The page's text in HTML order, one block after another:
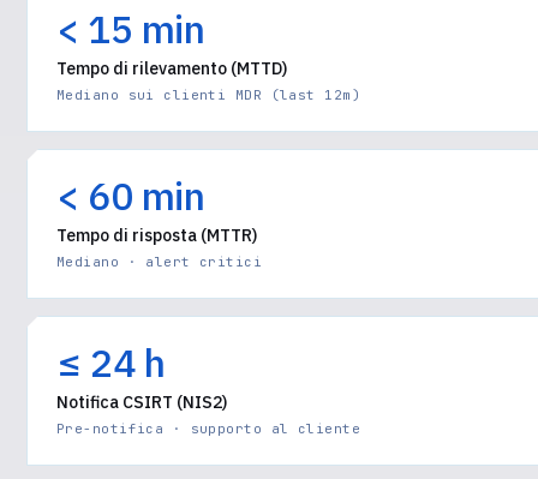
< 15 min
Tempo di rilevamento (MTTD)
Mediano sui clienti MDR (last 12m)
< 60 min
Tempo di risposta (MTTR)
Mediano · alert critici
≤ 24 h
Notifica CSIRT (NIS2)
Pre-notifica · supporto al cliente